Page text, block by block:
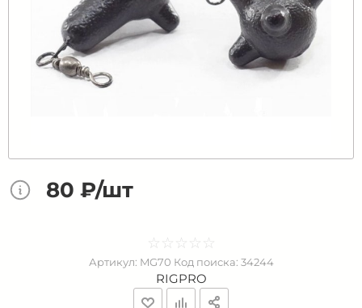
80 ₽/шт
☆ ☆ ☆ ☆ ☆
★ ★ ★ ★ ★
Артикул: MG70 Код поиска: 34244
RIGPRO